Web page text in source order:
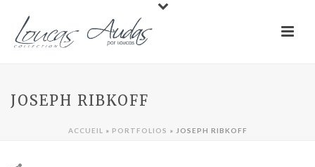
JOSEPH RIBKOFF
ACCUEIL » PORTFOLIOS » JOSEPH RIBKOFF